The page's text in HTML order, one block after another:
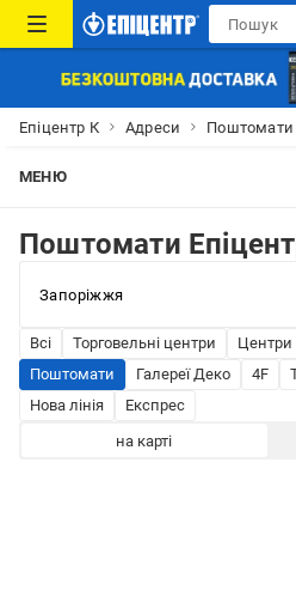
Епіцентр К Адреси Поштомати
МЕНЮ
Поштомати
Всі Торговельні центри
Центри
Поштомати
Галереї Деко 4F
Нова лінія
Експрес
на карті